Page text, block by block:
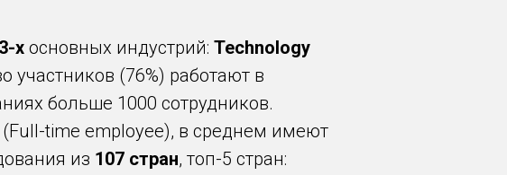
3-х основных индустрий: Technology
участников (76%) работают в
больше 1000 сотрудников.
(Full-time employee), в среднем имеют
из 107 стран, топ-5 стран: